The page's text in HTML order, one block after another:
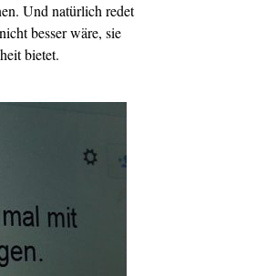
Und natürlich redet
besser wäre, sie
bietet.